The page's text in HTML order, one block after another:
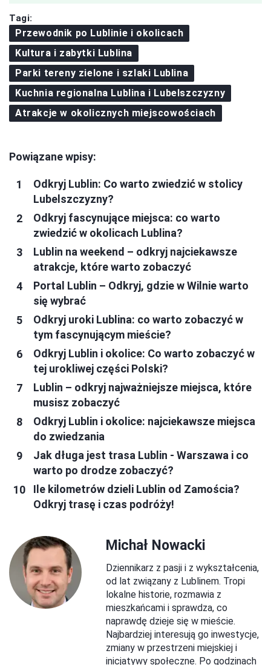
Tagi:
Przewodnik po Lublinie i okolicach
Kultura i zabytki Lublina
Parki tereny zielone i szlaki Lublina
Kuchnia regionalna Lublina i Lubelszczyzny
Atrakcje w okolicznych miejscowościach
Powiązane wpisy:
Odkryj Lublin: Co warto zwiedzić w stolicy
Lubelszczyzny?
Odkryj fascynujące miejsca: co warto
zwiedzić w okolicach Lublina?
Lublin na weekend – odkryj najciekawsze
atrakcje, które warto zobaczyć
Portal Lublin – Odkryj, gdzie w Wilnie warto
się wybrać
Odkryj uroki Lublina: co warto zobaczyć w
tym fascynującym mieście?
Odkryj Lublin i okolice: Co warto zobaczyć w
tej urokliwej części Polski?
Lublin – odkryj najważniejsze miejsca, które
musisz zobaczyć
Odkryj Lublin i okolice: najciekawsze miejsca
do zwiedzania
Jak długa jest trasa Lublin - Warszawa i co
warto po drodze zobaczyć?
Ile kilometrów dzieli Lublin od Zamościa?
Odkryj trasę i czas podróży!
Michał Nowacki
Dziennikarz z pasji i z wykształcenia,
od lat związany z Lublinem. Tropi
lokalne historie, rozmawia z
mieszkańcami i sprawdza, co
naprawdę dzieje się w mieście.
Najbardziej interesują go inwestycje,
zmiany w przestrzeni miejskiej i
inicjatywy społeczne. Po godzinach